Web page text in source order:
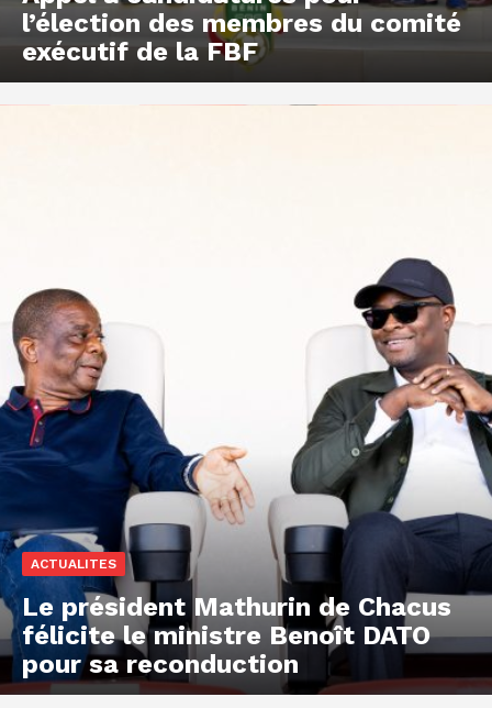
l’élection des membres du comité
exécutif de la FBF
ACTUALITES
Le président Mathurin de Chacus
félicite le ministre Benoît DATO
pour sa reconduction